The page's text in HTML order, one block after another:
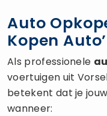
Auto
Kopen
Als professionele
voertuigen uit
betekent dat je
wanneer: